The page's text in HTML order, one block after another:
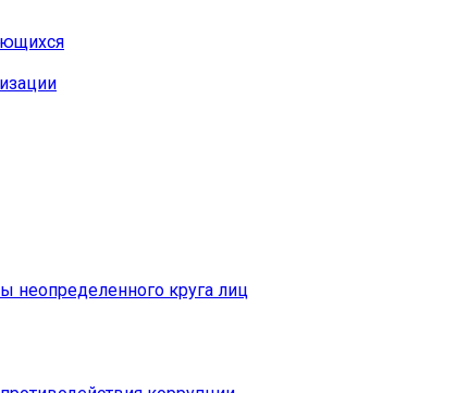
неопределенного круга лиц